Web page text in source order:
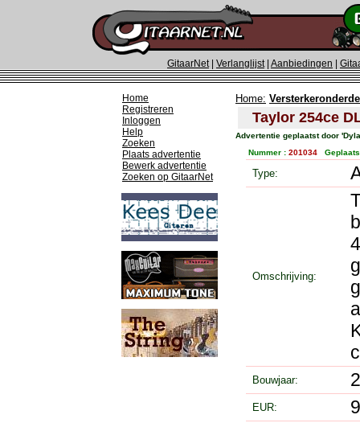
GitaarNet| Verlanglijst| Aanbiedingen
Home
Registreren
Inloggen
Help
Zoeken
Plaats advertentie
Bewerk advertentie
Zoeken op GitaarNet
Home:
Taylor 254ce
Advertentie geplaatst door
Nummer : 201034
Type:
Omschrijving:
Bouwjaar:
EUR: